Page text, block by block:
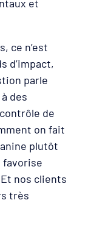
et
ce n’est
d’impact,
parle
des
de
on fait
plutôt
favorise
nos clients
très